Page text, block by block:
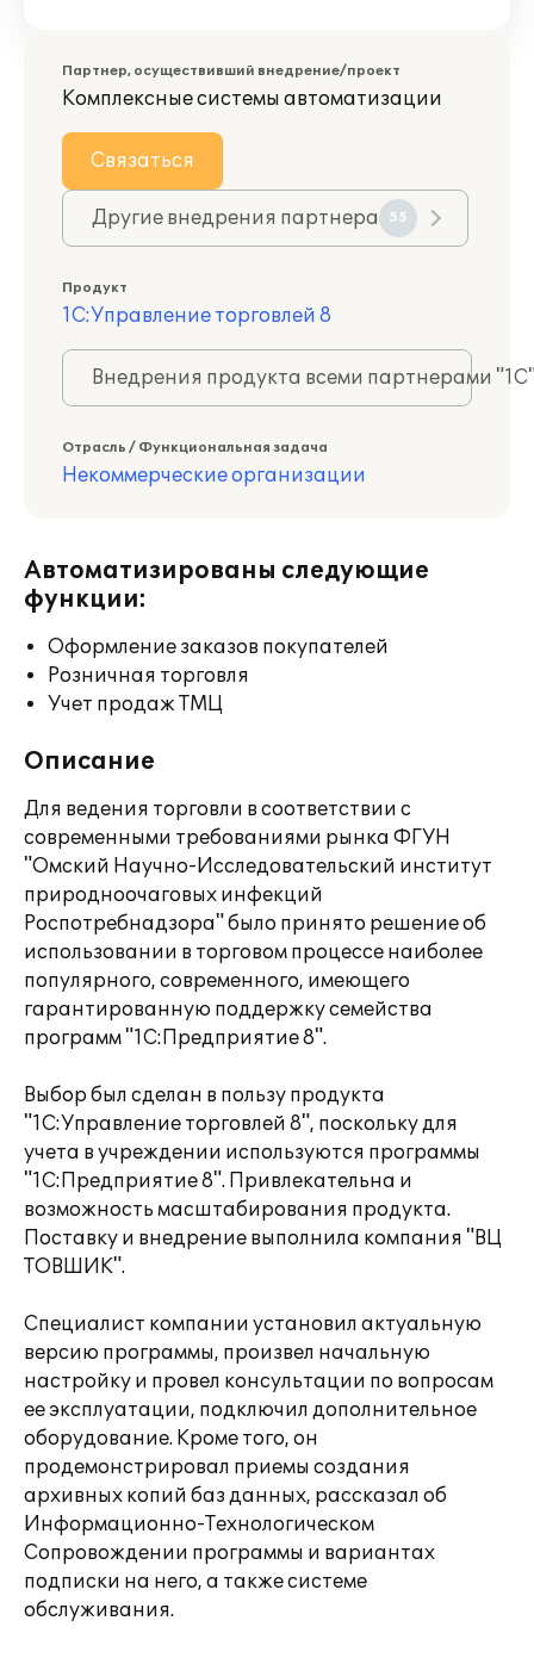
Партнер, осуществивший внедрение/проект
Комплексные системы автоматизации
Связаться
Другие внедрения партнера 55
Продукт
1С:Управление торговлей 8
Внедрения продукта всеми партнерами
Отрасль / Функциональная задача
Некоммерческие организации
Автоматизированы следующие
функции:
Оформление заказов покупателей
Розничная торговля
Учет продаж ТМЦ
Описание
Для ведения торговли в соответствии с
современными требованиями рынка ФГУН
"Омский Научно-Исследовательский институт
природноочаговых инфекций
Роспотребнадзора" было принято решение об
использовании в торговом процессе наиболее
популярного, современного, имеющего
гарантированную поддержку семейства
программ "1С:Предприятие 8".
Выбор был сделан в пользу продукта
"1С:Управление торговлей 8", поскольку для
учета в учреждении используются программы
"1С:Предприятие 8". Привлекательна и
возможность масштабирования продукта.
Поставку и внедрение выполнила компания "ВЦ
ТОВШИК".
Специалист компании установил актуальную
версию программы, произвел начальную
настройку и провел консультации по вопросам
ее эксплуатации, подключил дополнительное
оборудование. Кроме того, он
продемонстрировал приемы создания
архивных копий баз данных, рассказал об
Информационно-Технологическом
Сопровождении программы и вариантах
подписки на него, а также системе
обслуживания.